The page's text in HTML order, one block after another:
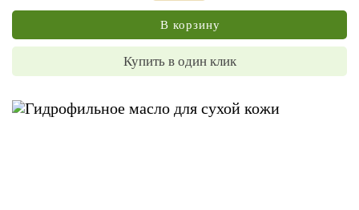
В корзину
Купить в один клик